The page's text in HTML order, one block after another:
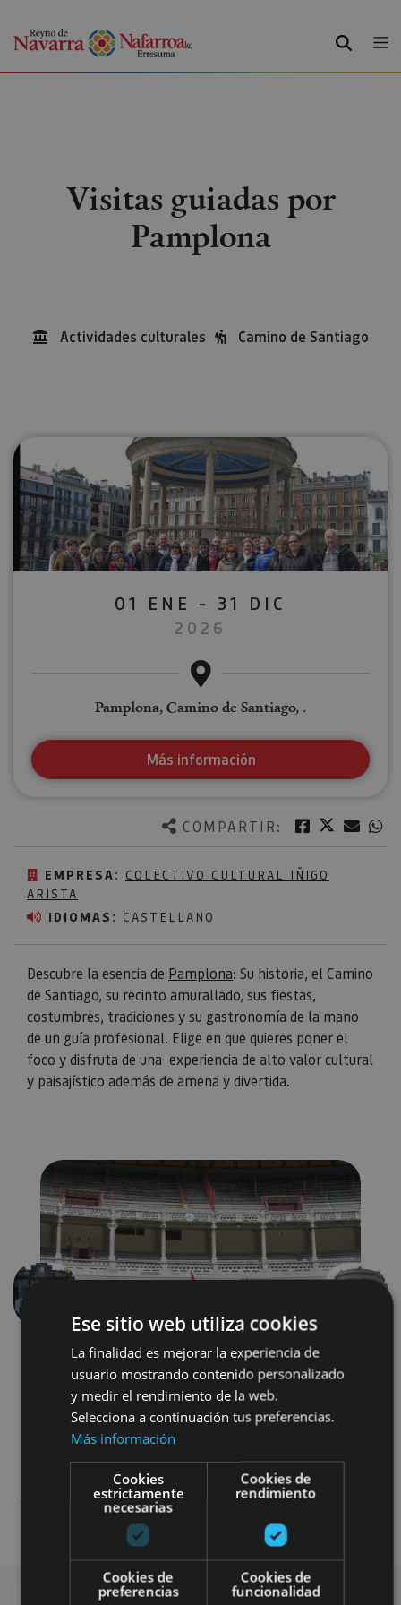
BUSCAR
Visitas guiadas por
Pamplona
Actividades culturales Camino de Santiago
COMPARTIR: Facebook
Twitter
EMPRESA: COLECTIVO CULTURAL IÑIGO
ARISTA
IDIOMAS: CASTELLANO
Descubre la esencia de Pamplona: Su historia, el Camino
de Santiago, su recinto amurallado, sus fiestas,
costumbres, tradiciones y su gastronomía de la mano
de un guía profesional. Elige en que quieres poner el
foco y disfruta de una experiencia de alto valor cultural
y paisajístico además de amena y divertida.
01 ENE - 31 DIC
2026
Pamplona, Camino de Santiago, .
Más información
Localidades Camino de Santiago
Visitas guiadas
Ese sitio web utiliza cookies
La finalidad es mejorar la experiencia de
usuario mostrando contenido personalizado
y medir el rendimiento de la web.
Selecciona a continuación tus preferencias.
Más información
Cookies
estrictamente
necesarias
Cookies de
rendimiento
Cookies de
preferencias
Cookies de
funcionalidad